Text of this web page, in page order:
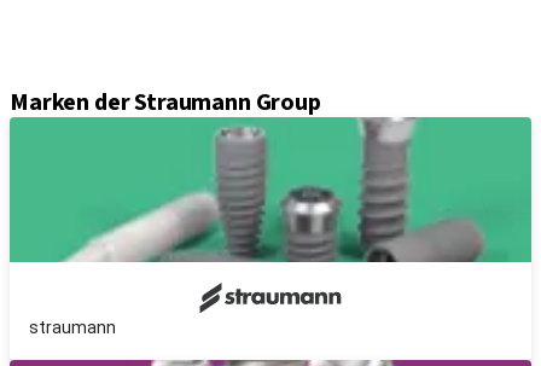
Marken der Straumann Group
straumann